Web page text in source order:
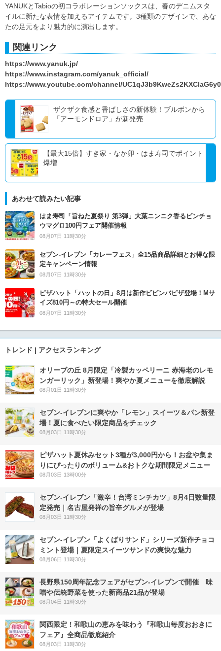
YANUKとTabioの初コラボレーションソックスは、春のデニムスタ
イルに新たな表情を加えるアイテムです。3種類のデザインで、あな
たの足元をより魅力的に演出します。
関連リンク
https://www.yanuk.jp/
https://www.instagram.com/yanuk_official/
https://www.youtube.com/channel/
ザクザク食感と香ばしさの新体験！ブルボンから
「アーモンドロア」が新発売
【最大15倍】すき家・なか卯・はま寿司でポイント
爆増
あわせて読みたい記事
はま寿司「旨ねた夏祭り 第3弾」大葉ニンニク香るビンチョ
ウマグロ100円フェア開催情報
08月07日 11時30分
セブン‐イレブン「カレーフェス」全15品商品詳細とお得な限
定キャンペーン情報
08月07日 11時30分
ピザハット「ハットの日」8月は新作ビビンバピザ登場！Mサ
イズ810円～の特大セール開催
08月07日 11時30分
トレンド | アクセスランキング
オリーブの丘 8月限定「冷製カッペリーニ 赤海老のレモ
ンガーリック」新登場！爽やか夏メニューを徹底解説
08月01日 11時30分
セブン‐イレブンに爽やか「レモン」スイーツ＆パン新登
場！夏に食べたい限定商品をチェック
08月03日 11時30分
ピザハット夏休みセット3種が3,000円から！お盆や集ま
りにぴったりのボリューム&おトクな期間限定メニュー
08月03日 13時00分
セブン-イレブン「激辛！台湾ミンチカツ」8月4日数量限
定発売｜名古屋発祥の旨辛グルメが登場
08月03日 11時30分
セブン‐イレブン「よくばりサンド」シリーズ新作チョコ
ミント登場｜夏限定スイーツサンドの爽快な魅力
08月06日 11時30分
長野県150周年記念フェアがセブン-イレブンで開催 味
噌や伝統野菜を使った新商品21品が登場
08月04日 11時30分
関西限定！和歌山の恵みを味わう『和歌山毎度おおきに
フェア』全商品徹底紹介
08月03日 11時30分